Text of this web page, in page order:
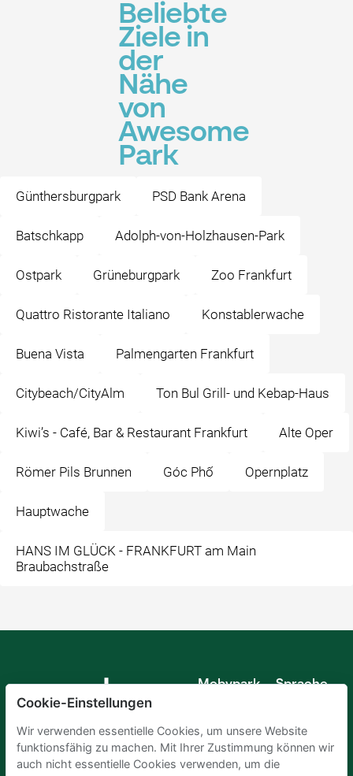
Beliebte
Ziele in
der
Nähe
von
Awesome
Park
Günthersburgpark PSD Bank Arena
Batschkapp Adolph-von-Holzhausen-Park
Ostpark Grüneburgpark Zoo Frankfurt
Quattro Ristorante Italiano Konstablerwache
Buena Vista Palmengarten Frankfurt
Citybeach/CityAlm Ton Bul Grill- und Kebap-Haus
Kiwi’s - Café, Bar & Restaurant Frankfurt Alte Oper
Römer Pils Brunnen Góc Phố Opernplatz
Hauptwache
HANS IM GLÜCK - FRANKFURT am Main
Braubachstraße
Mobypark
Sprache
Spanisch
Französisch
Italienisch
Cookie-Einstellungen
Wir verwenden essentielle Cookies, um unsere Website
funktionsfähig zu machen. Mit Ihrer Zustimmung können wir
auch nicht essentielle Cookies verwenden, um die